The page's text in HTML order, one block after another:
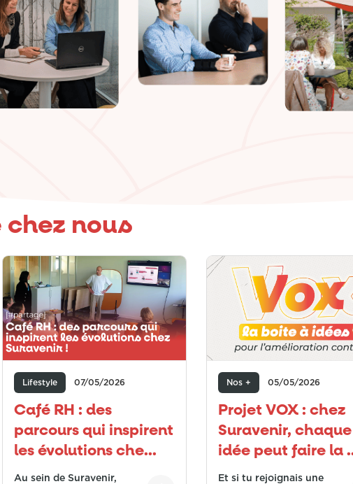
nous
Lifestyle 07/05/2026
Café RH : des
parcours qui inspirent
les évolutions che...
Au sein de Suravenir,
Nos + 05/05/2026
Projet VOX : chez
Suravenir, chaque
idée peut faire la
Et si tu rejoignais une